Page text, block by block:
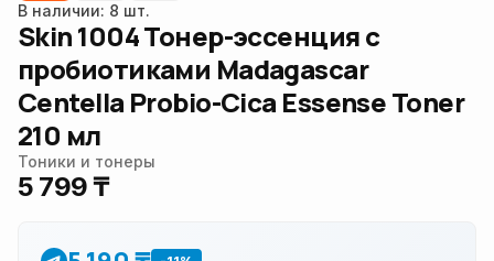
В наличии: 8 шт.
Skin 1004 Тонер-эссенция с
пробиотиками Madagascar
Centella Probio-Cica Essense Toner
210 мл
Тоники и тонеры
5 799 ₸